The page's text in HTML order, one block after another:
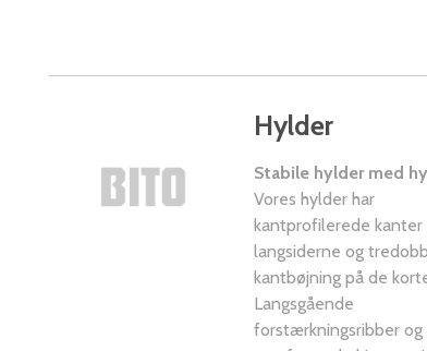
Hylder
Stabile hylder med
Vores hylder har
kantprofilerede kanter
langsiderne og
kantbøjning på de
Langsgående
forstærkningsribber og